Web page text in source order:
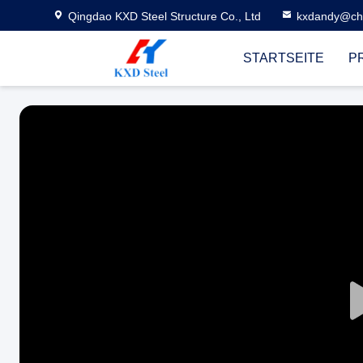
Qingdao KXD Steel Structure Co., Ltd
STARTSEITE